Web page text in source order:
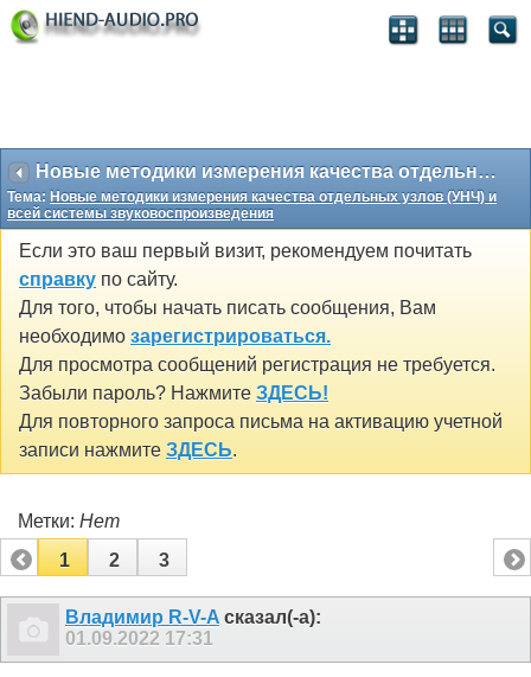
Новые методики измерения качества отдельных узлов (УНЧ) и всей системы звуковоспроизведения
Тема: Новые методики измерения качества отдельных узлов (УНЧ) и
всей системы звуковоспроизведения
Если это ваш первый визит, рекомендуем почитать
справку по сайту.
Для того, чтобы начать писать сообщения, Вам
необходимо зарегистрироваться.
Для просмотра сообщений регистрация не требуется.
Забыли пароль? Нажмите ЗДЕСЬ!
Для повторного запроса письма на активацию учетной
записи нажмите ЗДЕСЬ.
Метки: Нет
1
2 3
Владимир R-V-A сказал(-а):
01.09.2022 17:31